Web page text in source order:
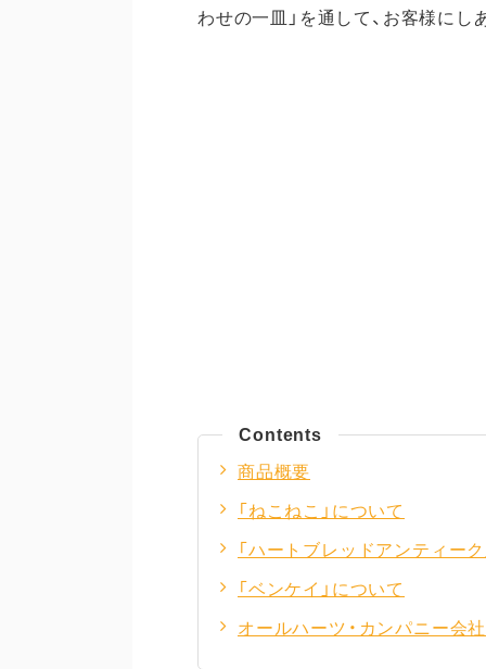
わせの一皿」を通して、お客様に
Contents
商品概要
「ねこねこ」について
「ハートブレッドアンティー
「ベンケイ」について
オールハーツ・カンパニー会